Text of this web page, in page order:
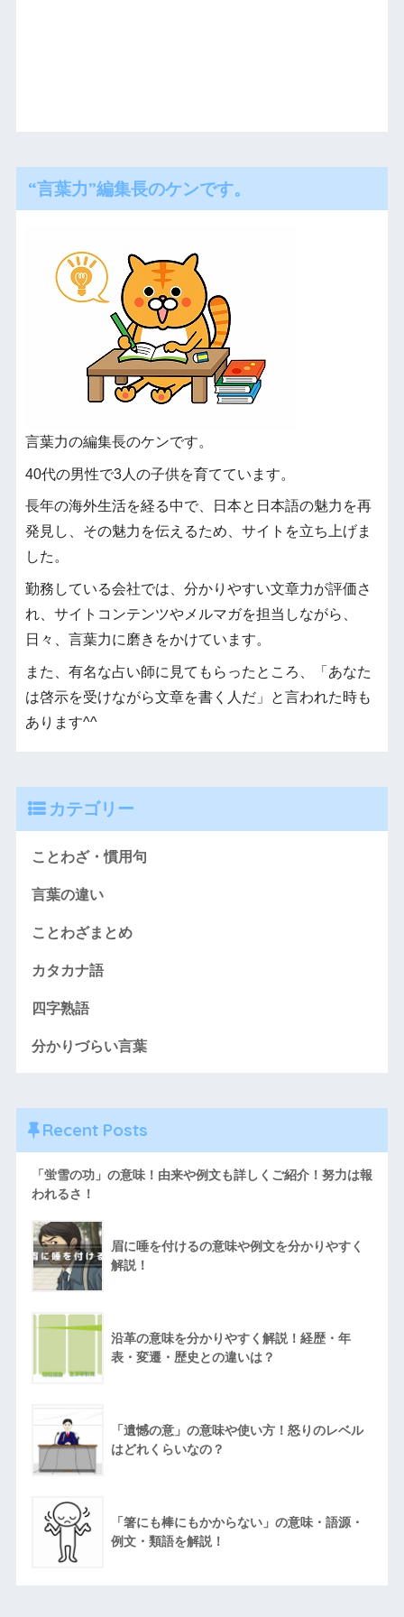
“言葉力”編集長のケンです。
言葉力の編集長のケンです。
40代の男性で3人の子供を育てています。
長年の海外生活を経る中で、日本と日本語の魅力を再
発見し、その魅力を伝えるため、サイトを立ち上げま
した。
勤務している会社では、分かりやすい文章力が評価さ
れ、サイトコンテンツやメルマガを担当しながら、
日々、言葉力に磨きをかけています。
また、有名な占い師に見てもらったところ、「あなた
は啓示を受けながら文章を書く人だ」と言われた時も
あります^^
カテゴリー
ことわざ・慣用句
言葉の違い
ことわざまとめ
カタカナ語
四字熟語
分かりづらい言葉
Recent Posts
「蛍雪の功」の意味！由来や例文も詳しくご紹介！努力は報
われるさ！
眉に唾を付けるの意味や例文を分かりやすく
解説！
沿革の意味を分かりやすく解説！経歴・年
表・変遷・歴史との違いは？
「遺憾の意」の意味や使い方！怒りのレベル
はどれくらいなの？
「箸にも棒にもかからない」の意味・語源・
例文・類語を解説！